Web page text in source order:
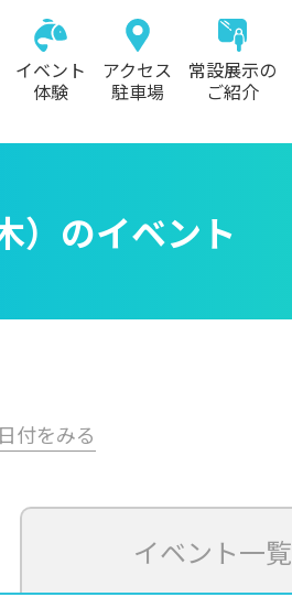
イベント
体験
アクセス
駐車場
常設展示の
ご紹介
）のイベント
付をみる
イベント一覧